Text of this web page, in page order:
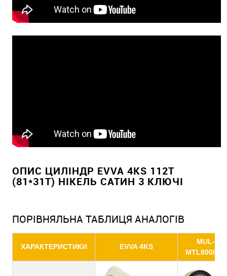
ОПИС ЦИЛІНДР EVVA 4KS 112T
(81*31T) НІКЕЛЬ САТИН 3 КЛЮЧІ
ПОРІВНЯЛЬНА ТАБЛИЦЯ АНАЛОГІВ
ХАРАКТЕРИСТИКИ EVVA 4KS
MUL-T-
MTL800/